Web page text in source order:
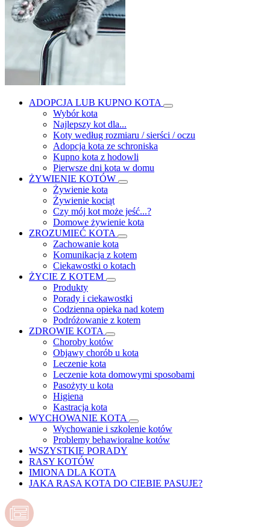
ADOPCJA LUB KUPNO KOTA
Wybór kota
Najlepszy kot dla...
Koty według rozmiaru / sierści / oczu
Adopcja kota ze schroniska
Kupno kota z hodowli
Pierwsze dni kota w domu
ŻYWIENIE KOTÓW
Żywienie kota
Żywienie kociąt
Czy mój kot może jeść...?
Domowe żywienie kota
ZROZUMIEĆ KOTA
Zachowanie kota
Komunikacja z kotem
Ciekawostki o kotach
ŻYCIE Z KOTEM
Produkty
Porady i ciekawostki
Codzienna opieka nad kotem
Podróżowanie z kotem
ZDROWIE KOTA
Choroby kotów
Objawy chorób u kota
Leczenie kota
Leczenie kota domowymi sposobami
Pasożyty u kota
Higiena
Kastracja kota
WYCHOWANIE KOTA
Wychowanie i szkolenie kotów
Problemy behawioralne kotów
WSZYSTKIE PORADY
RASY KOTÓW
IMIONA DLA KOTA
JAKA RASA KOTA DO CIEBIE PASUJE?